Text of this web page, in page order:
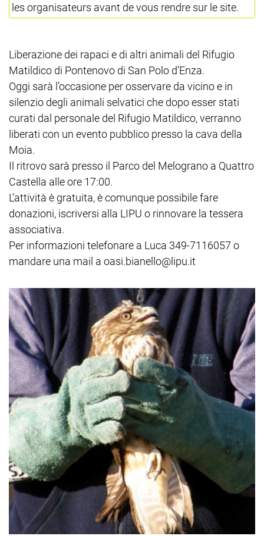
les organisateurs avant de vous rendre sur le site.
Liberazione dei rapaci e di altri animali del Rifugio
Matildico di Pontenovo di San Polo d’Enza.
Oggi sarà l’occasione per osservare da vicino e in
silenzio degli animali selvatici che dopo esser stati
curati dal personale del Rifugio Matildico, verranno
liberati con un evento pubblico presso la cava della
Moia.
Il ritrovo sarà presso il Parco del Melograno a Quattro
Castella alle ore 17:00.
L’attività è gratuita, è comunque possibile fare
donazioni, iscriversi alla LIPU o rinnovare la tessera
associativa.
Per informazioni telefonare a Luca 349-7116057 o
mandare una mail a oasi.bianello@lipu.it